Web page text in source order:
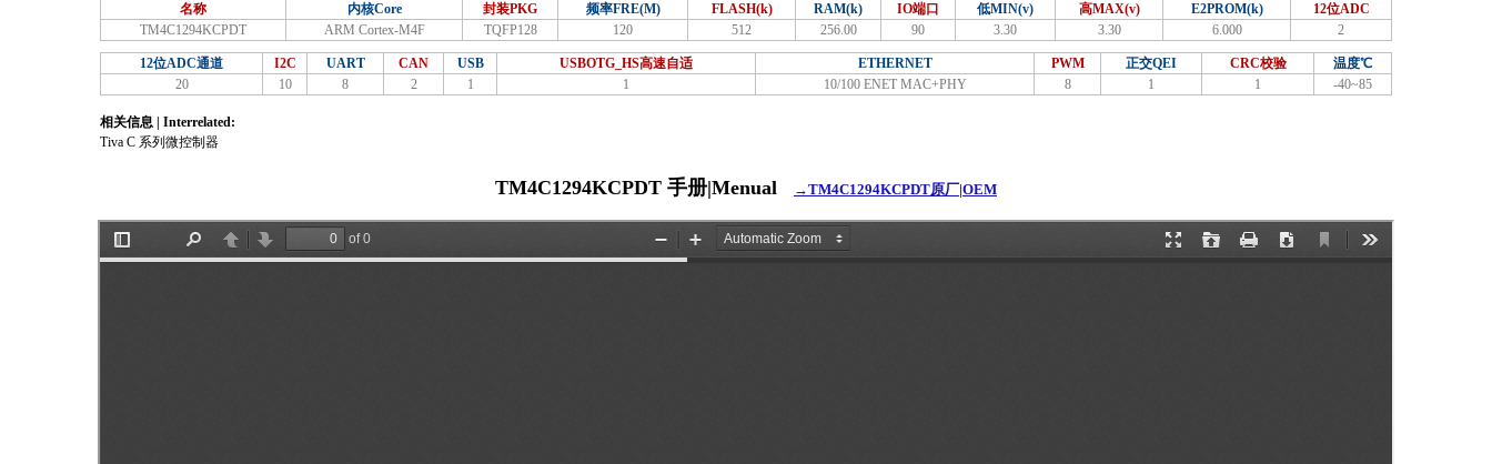
名称 内核Core 封装PKG 频率FRE(M) FLASH(k) RAM(k) IO端口 低MIN(v) 高MAX(v) E2PROM(k)
12位ADC
TM4C1294KCPDT
ARM Cortex-M4F TQFP128 120 512 256.00 90 3.30 3.30 6.000 2
12位ADC通道 I2C UART CAN USB USBOTG_HS高速自适 ETHERNET PWM 正交QEI CRC校验
温度℃
20
10 8 2 1 1 10/100 ENET MAC+PHY 8 1 1 -40~85
相关信息 | Interrelated:
Tiva C 系列微控制器
TM4C1294KCPDT 手册|Menual →TM4C1294KCPDT原厂|OEM